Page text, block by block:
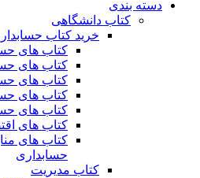
دسته بندی
کتاب دانشگاهی
خرید کتاب
کتاب های
کتاب های
کتاب های
کتاب های
کتاب های
کتاب های
کتاب های
حسابداری
کتاب مدیریت